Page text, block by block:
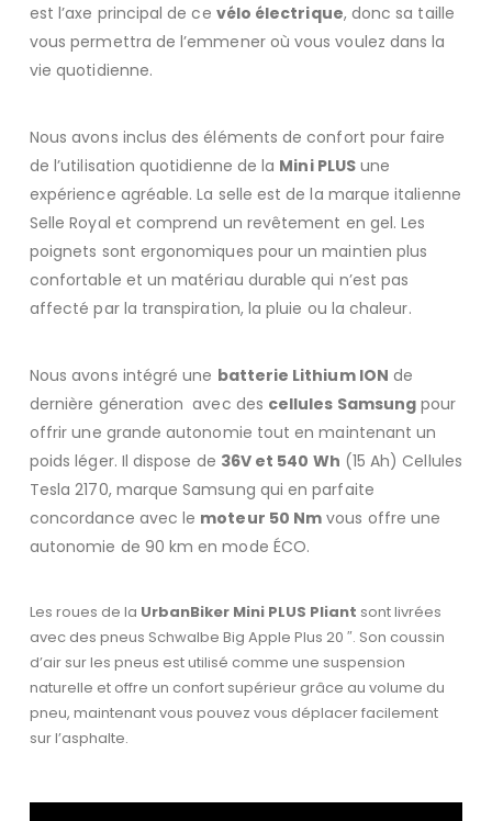
est l’axe principal de ce vélo électrique, donc sa taille
vous permettra de l’emmener où vous voulez dans la
vie quotidienne.
Nous avons inclus des éléments de confort pour faire
de l’utilisation quotidienne de la Mini PLUSune
expérience agréable. La selle est de la marque italienne
Selle Royal et comprend un revêtement en gel. Les
poignets sont ergonomiques pour un maintien plus
confortable et un matériau durable qui n’est pas
affecté par la transpiration, la pluie ou la chaleur.
Nous avons intégré une batterie Lithium ION de
dernière géneration avec des cellules Samsung pour
offrir une grande autonomie tout en maintenant un
poids léger. Il dispose de 36V et 540 Wh (15 Ah) Cellules
Tesla 2170, marque Samsung qui en parfaite
concordance avec le moteur 50 Nm vous offre une
autonomie de 90 km en mode ÉCO.
Les roues de la UrbanBiker Mini PLUS Pliant sont livrées
avec des pneus Schwalbe Big Apple Plus 20 ″. Son coussin
d’air sur les pneus est utilisé comme une suspension
naturelle et offre un confort supérieur grâce au volume du
pneu, maintenant vous pouvez vous déplacer facilement
sur l’asphalte.